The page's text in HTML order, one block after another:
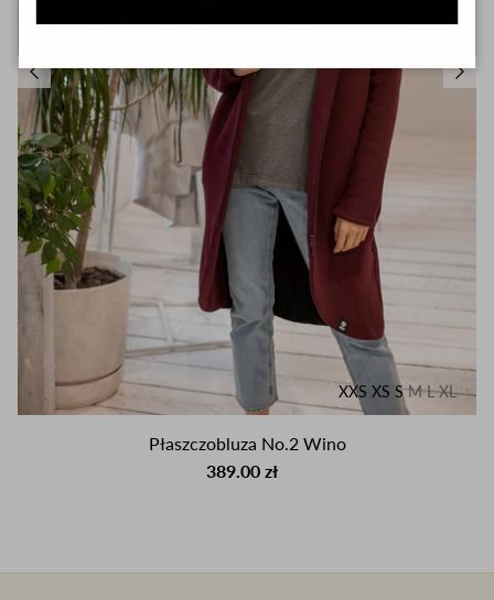
XXS XS S M L XL
Płaszczobluza No.2 Wino
389.00 zł